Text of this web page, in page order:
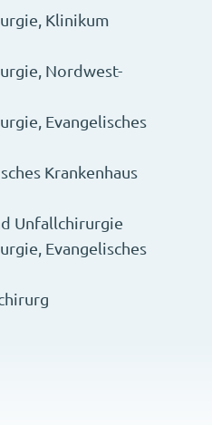
Klinikum
Nordwest-
Evangelisches
Krankenhaus
Unfallchirurgie
Evangelisches